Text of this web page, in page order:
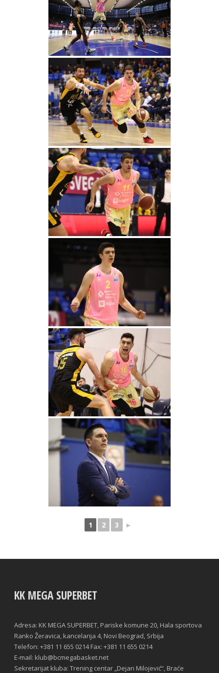
1 2 3 ►
KK MEGA SUPERBET
Adresa: KK MEGA SUPERBET, Pariske komune 20, Hala sportova
Ranko Žeravica, kancelarija 4, Novi Beograd, Srbija
Telefon: +381 11 655 0214 Fax: +381 11 655 0214
E-mail: klub@bcmegabasket.net
Sekretarijat kluba: Trening centar „Dejan Milojević“, Braće